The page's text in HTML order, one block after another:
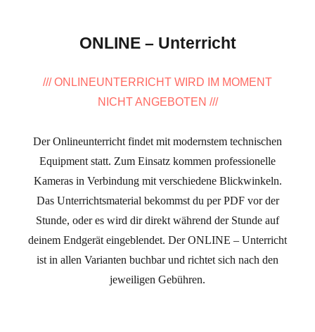
ONLINE – Unterricht
/// ONLINEUNTERRICHT WIRD IM MOMENT
NICHT ANGEBOTEN ///
Der Onlineunterricht findet mit modernstem technischen
Equipment statt. Zum Einsatz kommen professionelle
Kameras in Verbindung mit verschiedene Blickwinkeln.
Das Unterrichtsmaterial bekommst du per PDF vor der
Stunde, oder es wird dir direkt während der Stunde auf
deinem Endgerät eingeblendet. Der ONLINE – Unterricht
ist in allen Varianten buchbar und richtet sich nach den
jeweiligen Gebühren.